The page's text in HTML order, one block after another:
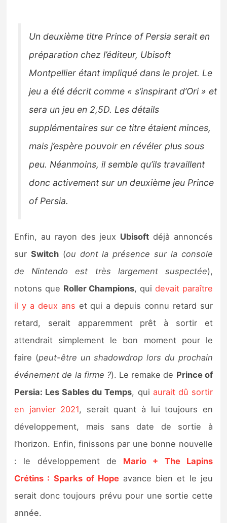
Un deuxième titre Prince of Persia serait en
préparation chez l’éditeur, Ubisoft
Montpellier étant impliqué dans le projet. Le
jeu a été décrit comme « s’inspirant d’Ori » et
sera un jeu en 2,5D. Les détails
supplémentaires sur ce titre étaient minces,
mais j’espère pouvoir en révéler plus sous
peu. Néanmoins, il semble qu’ils travaillent
donc activement sur un deuxième jeu Prince
of Persia.
Enfin, au rayon des jeux Ubisoft déjà annoncés
surSwitch (ou dont la présence sur la console
de Nintendo est très largement suspectée),
notons que Roller Champions, qui devait paraître
il y a deux ans et qui a depuis connu retard sur
retard, serait apparemment prêt à sortir et
attendrait simplement le bon moment pour le
faire (peut-être un shadowdrop lors du prochain
événement de la firme ?). Le remake de Prince of
Persia: Les Sables du Temps, qui aurait dû sortir
en janvier 2021, serait quant à lui toujours en
développement, mais sans date de sortie à
l’horizon. Enfin, finissons par une bonne nouvelle
: le développement de Mario + The Lapins
Crétins : Sparks of Hopeavance bien et le jeu
serait donc toujours prévu pour une sortie cette
année.